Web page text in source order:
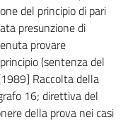
del principio di pari
presunzione di
provare
(sentenza del
Raccolta della
16; direttiva del
della prova nei casi